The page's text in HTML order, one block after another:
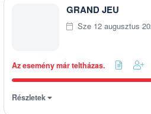
GRAND JEU
Sze 12 augusztus
Az esemény már teltházas.
Részletek